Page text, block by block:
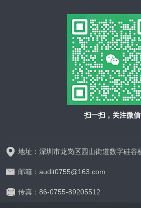
扫一扫，关注微信
邮箱：audit0755@163.com
传真：86-0755-89205512